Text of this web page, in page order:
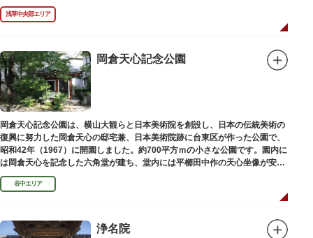
親しまれています。
浅草中央部エリア
岡倉天心記念公園
岡倉天心記念公園は、横山大観らと日本美術院を創設し、日本の伝統美術の
復興に努力した岡倉天心の邸宅兼、日本美術院跡に台東区が作った公園で、
昭和42年（1967）に開園しました。約700平方ｍの小さな公園です。園内に
は岡倉天心を記念した六角堂が建ち、堂内には平櫛田中作の天心坐像が安置
されています。
谷中エリア
浄名院